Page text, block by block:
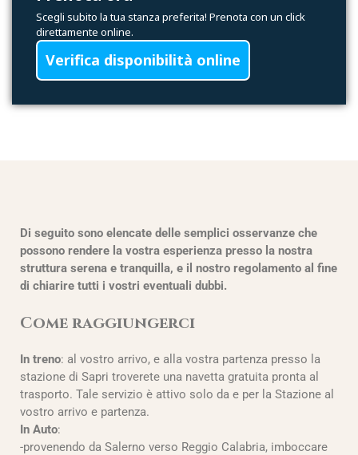
Scegli subito la tua stanza preferita! Prenota con un click
direttamente online.
Verifica disponibilità online
Di seguito sono elencate delle semplici osservanze che
possono rendere la vostra esperienza presso la nostra
struttura serena e tranquilla, e il nostro regolamento al fine
di chiarire tutti i vostri eventuali dubbi.
Come raggiungerci
In treno: al vostro arrivo, e alla vostra partenza presso la
stazione di Sapri troverete una navetta gratuita pronta al
trasporto. Tale servizio è attivo solo da e per la Stazione al
vostro arrivo e partenza.
In Auto:
-provenendo da Salerno verso Reggio Calabria, imboccare